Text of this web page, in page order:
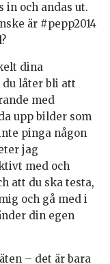
in och andas ut.
är #pepp2014
dina
låter bli att
med
upp bilder som
pinga någon
jag
med och
att du ska testa,
och gå med i
din egen
– det är bara